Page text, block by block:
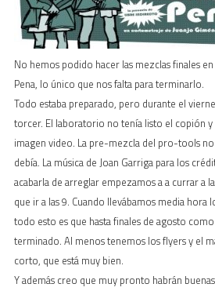
No hemos podido hacer las mezclas finales
Pena, lo único que nos falta para terminarlo.
Todo estaba preparado, pero durante el
torcer. El laboratorio no tenía listo el copión
imagen video. La pre-mezcla del pro-tools
debía. La música de Joan Garriga para los
acabarla de arreglar empezamos a a currar a
que ir a las 9. Cuando llevábamos media hora
todo esto es que hasta finales de agosto
terminado. Al menos tenemos los flyers y el
corto, que está muy bien.
Y además creo que muy pronto habrán